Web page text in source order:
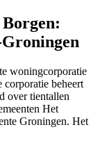
woningcorporatie
beheert
over tientallen
Het
Groningen. Het